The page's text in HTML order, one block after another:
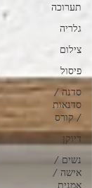
תערוכה
גלריה
צילום
פיסול
סדנה /
סדנאות
/ קורס
דיוקן
נשים /
אישה /
אמנית